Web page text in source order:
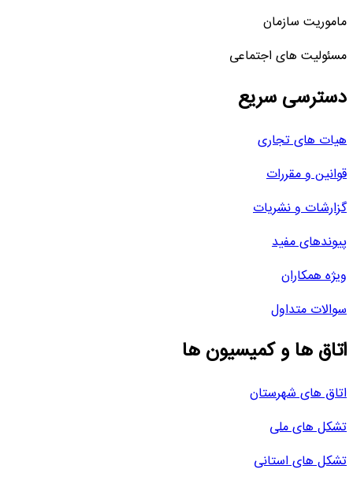
ماموریت سازمان
مسئولیت های اجتماعی
دسترسی سریع
هیات های تجاری
قوانین و مقررات
گزارشات و نشریات
پیوندهای مفید
ویژه همکاران
سوالات متداول
اتاق ها و کمیسیون ها
اتاق های شهرستان
تشکل های ملی
تشکل های استانی